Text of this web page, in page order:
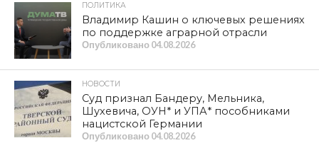
ПОЛИТИКА
Владимир Кашин о ключевых решениях
по поддержке аграрной отрасли
Опубликовано 04.08.2026
НОВОСТИ
Суд признал Бандеру, Мельника,
Шухевича, ОУН* и УПА* пособниками
нацистской Германии
Опубликовано 04.08.2026